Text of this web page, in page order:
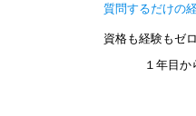
質問するだけの
資格も経験もゼ
１年目か